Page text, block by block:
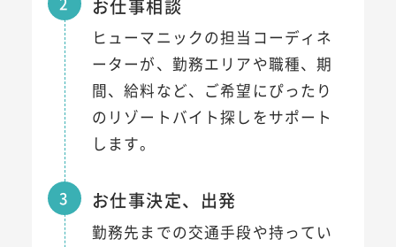
お仕事相談
ヒューマニックの担当コーディネ
ーターが、勤務エリアや職種、期
間、給料など、ご希望にぴったり
のリゾートバイト探しをサポート
します。
3 お仕事決定、出発
勤務先までの交通手段や持ってい